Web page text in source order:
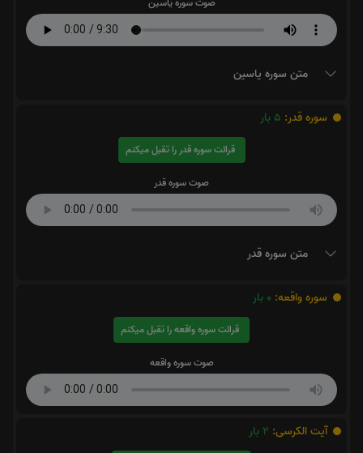
متن سوره یاسین
سوره قدر: 5 بار
قرائت سوره قدر را تقبل میکنم
صوت سوره قدر
متن سوره قدر
سوره واقعه: 0 بار
قرائت سوره واقعه را تقبل میکنم
صوت سوره واقعه
آیت الکرسی: 2 بار